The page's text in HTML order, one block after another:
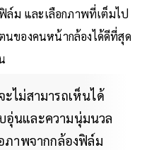
ล์ม และเลือกภาพที่เต็มไป
นของคนหน้ากล้องได้ดีที่สุด
ไม่สามารถเห็นได้
นและความนุ่มนวล
ภาพจากกล้องฟิล์ม